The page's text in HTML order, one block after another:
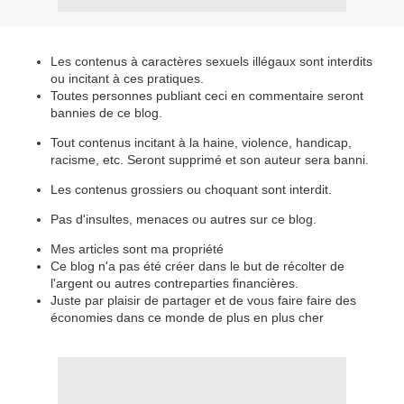
Les contenus à caractères sexuels illégaux sont interdits
ou incitant à ces pratiques.
Toutes personnes publiant ceci en commentaire seront
bannies de ce blog.
Tout contenus incitant à la haine, violence, handicap,
racisme, etc. Seront supprimé et son auteur sera banni.
Les contenus grossiers ou choquant sont interdit.
Pas d'insultes, menaces ou autres sur ce blog.
Mes articles sont ma propriété
Ce blog n'a pas été créer dans le but de récolter de
l'argent ou autres contreparties financières.
Juste par plaisir de partager et de vous faire faire des
économies dans ce monde de plus en plus cher